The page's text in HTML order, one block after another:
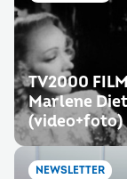
TV2000
Marlene
(video+foto)
NEWSLETTER